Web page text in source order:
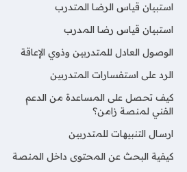
استبيان قياس الرضا المتدرب
استبيان قياس رضا المدرب
الوصول العادل للمتدربين وذوي الإعاقة
الرد على استفسارات المتدربين
كيف تحصل على المساعدة من الدعم
الفني لمنصة زامن؟
ارسال التنبيهات للمتدربين
كيفية البحث عن المحتوى داخل المنصة